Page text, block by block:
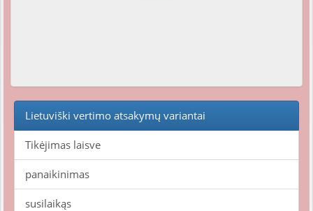
Lietuviški vertimo atsakymų variantai
Tikėjimas laisve
panaikinimas
susilaikąs